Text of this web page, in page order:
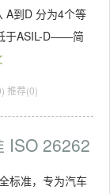
A到D 分为4个等
于ASIL-D——简
推荐(0)
ISO 26262
标准，专为汽车